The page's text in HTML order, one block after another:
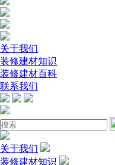
关于我们
装修建材知识
装修建材百科
联系我们
关于我们
装修建材知识